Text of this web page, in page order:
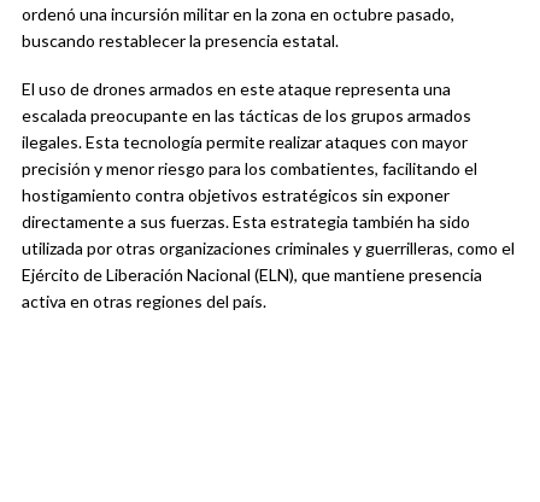
ordenó una incursión militar en la zona en octubre pasado,
buscando restablecer la presencia estatal.
El uso de drones armados en este ataque representa una
escalada preocupante en las tácticas de los grupos armados
ilegales. Esta tecnología permite realizar ataques con mayor
precisión y menor riesgo para los combatientes, facilitando el
hostigamiento contra objetivos estratégicos sin exponer
directamente a sus fuerzas. Esta estrategia también ha sido
utilizada por otras organizaciones criminales y guerrilleras, como el
Ejército de Liberación Nacional (ELN), que mantiene presencia
activa en otras regiones del país.